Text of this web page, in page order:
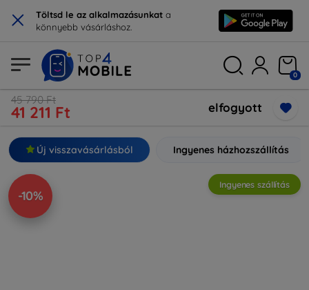
× Töltsd le az alkalmazásunkat a
könnyebb vásárláshoz.
0
45 790 Ft
41 211 Ft elfogyott
Új visszavásárlásból Ingyenes házhozszállítás
-10%
Ingyenes szállítás